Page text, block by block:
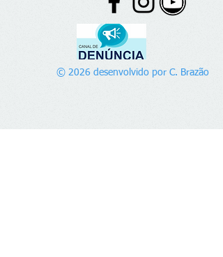
© 2026 desenvolvido por C. Brazão